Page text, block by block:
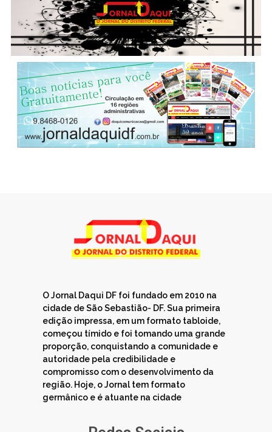
O Jornal Daqui DF foi fundado em 2010 na
cidade de São Sebastião- DF. Sua primeira
edição impressa, em um formato tabloide,
começou tímido e foi tomando uma grande
proporção, conquistando a comunidade e
autoridade pela credibilidade e
compromisso com o desenvolvimento da
região. Hoje, o Jornal tem formato
germânico e é atuante na cidade